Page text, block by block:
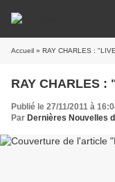
Accueil » RAY CHARLES :
RAY CHARLES :
Publié le 27/11/2011 à
Par Dernières Nouvelles